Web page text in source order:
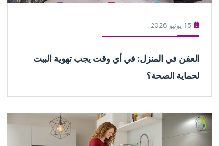
15 يونيو 2026
العفن في المنزل: في أي وقت يجب تهوية البيت
لحماية الصحة؟